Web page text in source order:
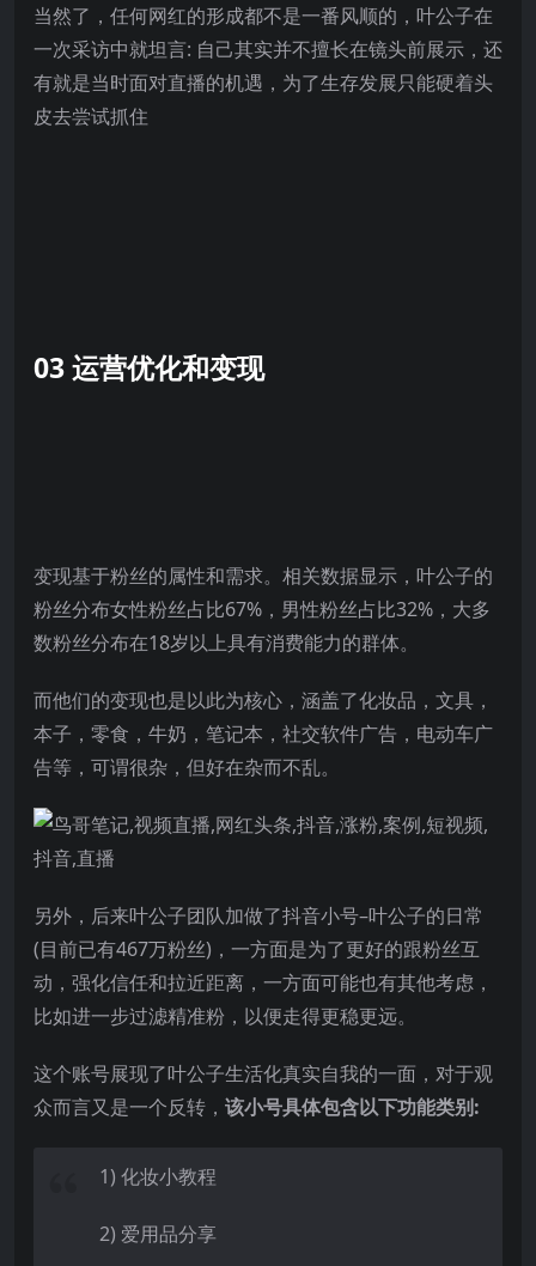
当然了，任何网红的形成都不是一番风顺的，叶公子在
一次采访中就坦言: 自己其实并不擅长在镜头前展示，还
有就是当时面对直播的机遇，为了生存发展只能硬着头
皮去尝试抓住
03 运营优化和变现
变现基于粉丝的属性和需求。相关数据显示，叶公子的
粉丝分布女性粉丝占比67%，男性粉丝占比32%，大多
数粉丝分布在18岁以上具有消费能力的群体。
而他们的变现也是以此为核心，涵盖了化妆品，文具，
本子，零食，牛奶，笔记本，社交软件广告，电动车广
告等，可谓很杂，但好在杂而不乱。
另外，后来叶公子团队加做了抖音小号–叶公子的日常
(目前已有467万粉丝)，一方面是为了更好的跟粉丝互
动，强化信任和拉近距离，一方面可能也有其他考虑，
比如进一步过滤精准粉，以便走得更稳更远。
这个账号展现了叶公子生活化真实自我的一面，对于观
众而言又是一个反转， 该小号具体包含以下功能类别:
1) 化妆小教程
2) 爱用品分享